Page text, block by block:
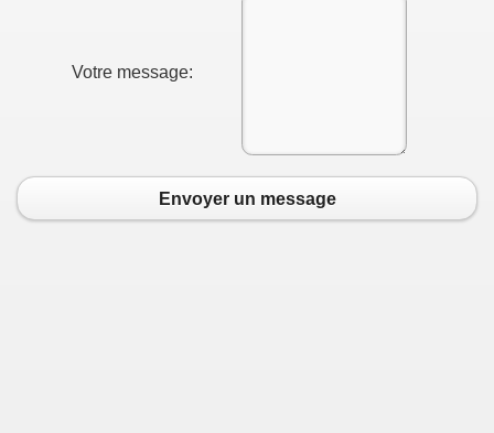
Votre message:
Envoyer un message